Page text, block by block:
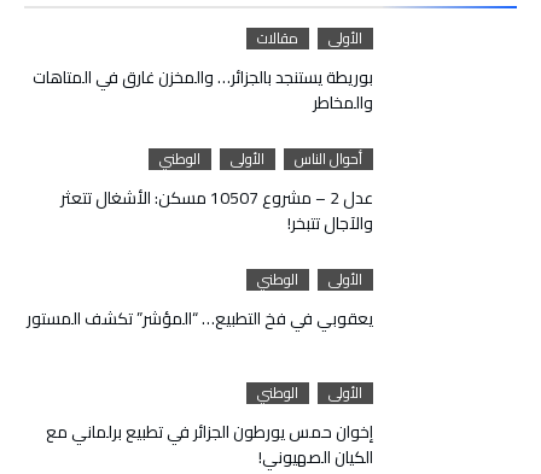
الأولى مقالات
بوريطة يستنجد بالجزائر… والمخزن غارق في المتاهات
والمخاطر
أحوال الناس الأولى الوطني
عدل 2 – مشروع 10507 مسكن: الأشغال تتعثر
والآجال تتبخر!
الأولى الوطني
يعقوبي في فخ التطبيع… “المؤشر” تكشف المستور
الأولى الوطني
إخوان حمس يورطون الجزائر في تطبيع برلماني مع
الكيان الصهيوني!